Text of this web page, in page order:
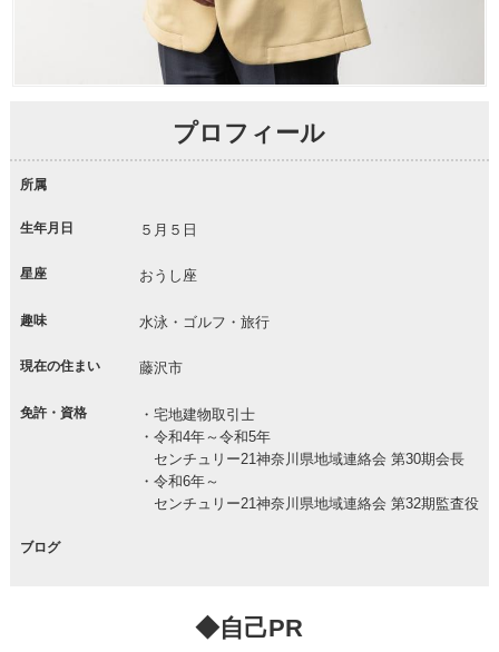
プロフィール
所属
生年月日 ５月５日
星座 おうし座
趣味 水泳・ゴルフ・旅行
現在の住まい 藤沢市
免許・資格
・宅地建物取引士
・令和4年～令和5年
センチュリー21神奈川県地域連絡会 第30期会長
・令和6年～
センチュリー21神奈川県地域連絡会 第32期監査役
ブログ
◆自己PR